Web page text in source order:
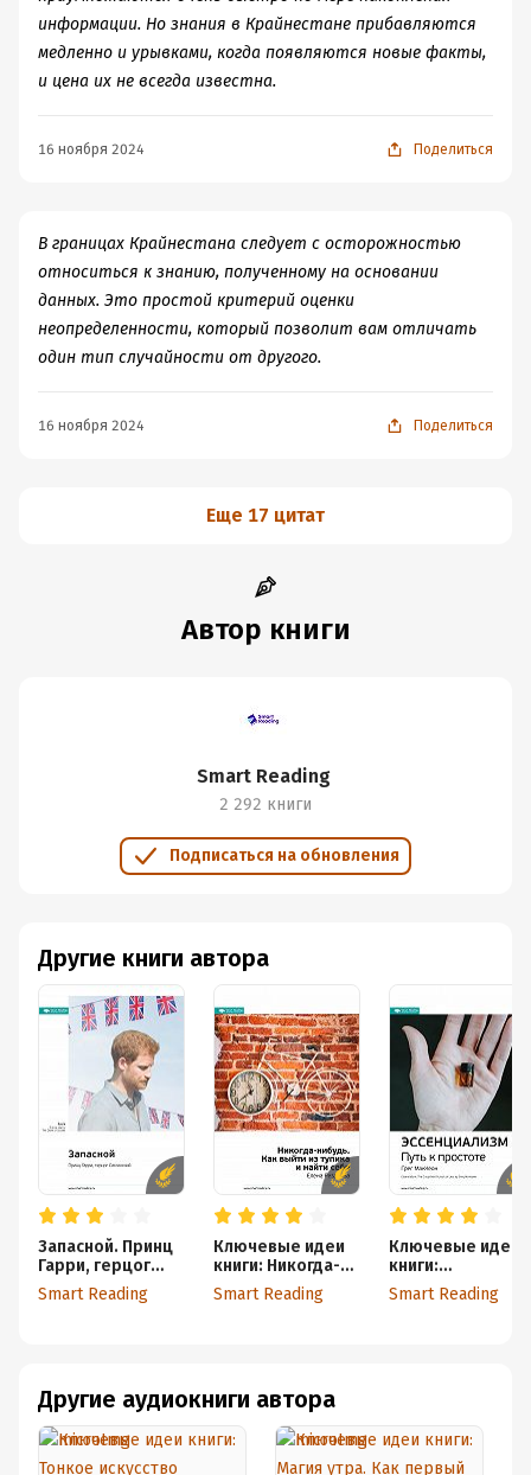
успеха, не пренебрегайте скрытыми свидетельствами
– изучайте и неудачи. Не стоит безоговорочно верить
историям успеха: полная картина нам наверняка не
похоже на возможность. Мы не знаем, что именно
городе вероятность встретиться с счастливым
Черным лебедем выше, чем в глуши. • Мыслите шире и
не пытайтесь предсказать конкретного Черного
Лебедя Сосредоточьтесь на последствиях, которые вы
можете знать, а не на вероятности, которую знать
информации. Но знания в Крайнестане прибавляются
медленно и урывками, когда появляются новые факты,
и цена их не всегда известна.
16 ноября 2024 Поделиться
В границах Крайнестана следует с осторожностью
относиться к знанию, полученному на основании
данных. Это простой критерий оценки
неопределенности, который позволит вам отличать
один тип случайности от другого.
16 ноября 2024 Поделиться
Еще 17 цитат
Автор книги
Smart Reading
2 292 книги
Подписаться на обновления
Другие книги автора
Запасной. Принц
Гарри, герцог
Сассекский.
Саммари
Smart Reading
Ключевые идеи
книги: Никогда-
нибудь. Как
выйти из тупика и
Smart Reading
Ключевые идеи
книги:
Эссенциализм.
Путь к простоте.
Smart Reading
Другие аудиокниги автора